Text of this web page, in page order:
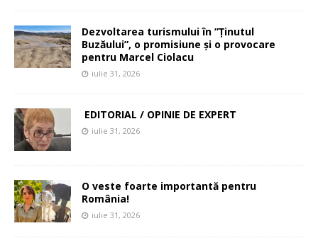
Dezvoltarea turismului în ”Ținutul
Buzăului”, o promisiune și o provocare
pentru Marcel Ciolacu
iulie 31, 2026
EDITORIAL / OPINIE DE EXPERT
iulie 31, 2026
O veste foarte importantă pentru
România!
iulie 31, 2026